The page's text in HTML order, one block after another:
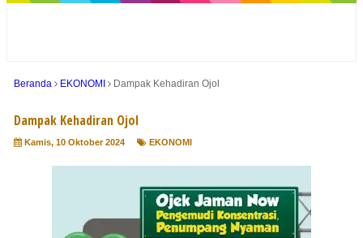
Beranda EKONOMI Dampak Kehadiran Ojol
Dampak Kehadiran Ojol
Kamis, 10 Oktober 2024 EKONOMI